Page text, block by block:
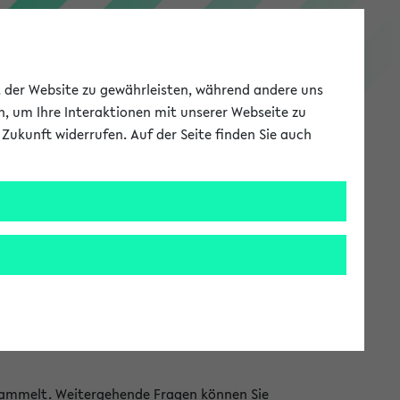
PEVZ
zur Verfügung gestellt. Alle Information
selbst gepflegt. Sie finden sowohl
Weitergehende Fragen können Sie
Website zu gewährleisten, während andere uns
um Ihre Interaktionen mit unserer Webseite zu
widerrufen. Auf der Seite finden Sie auch